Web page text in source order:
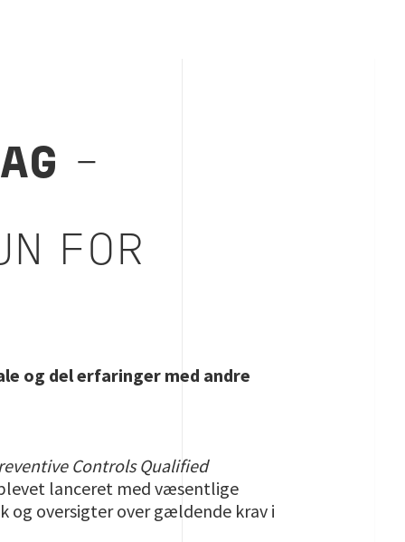
–
FOR
og del erfaringer med andre
Controls Qualified
lanceret med væsentlige
oversigter over gældende krav i